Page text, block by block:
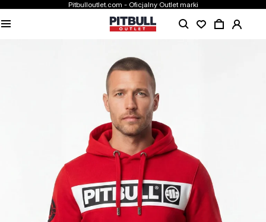
Pitbulloutlet.com - Oficjalny Outlet marki